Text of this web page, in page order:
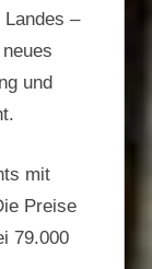
–
und
mit
Preise
79.000